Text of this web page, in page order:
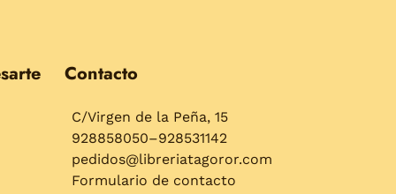
Contacto
C/Virgen de la Peña, 15
928858050–928531142
pedidos@libreriatagoror.com
Formulario de contacto